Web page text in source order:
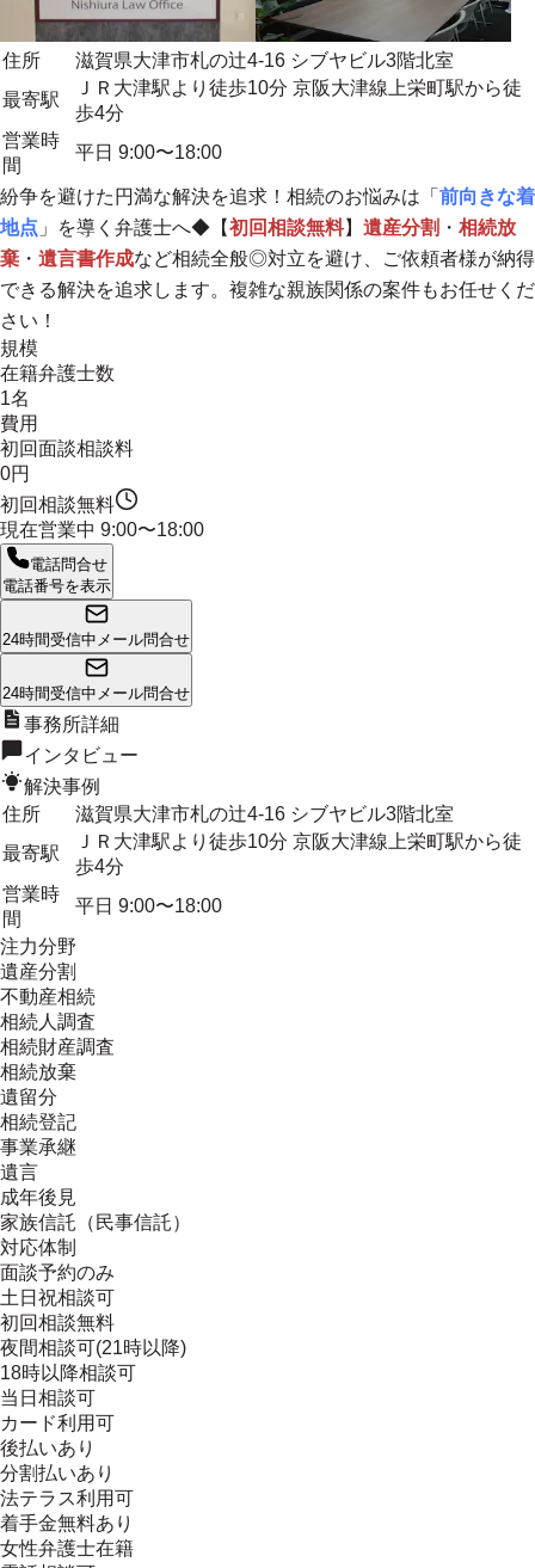
住所
滋賀県大津市札の辻4-16 シブヤビル3階北室
最寄駅
ＪＲ大津駅より徒歩10分 京阪大津線上栄町駅から徒
歩4分
営業時
間
平日 9:00〜18:00
紛争を避けた円満な解決を追求！相続のお悩みは「 前向きな着
地点 」を導く弁護士へ◆【初回相談無料】 遺産分割 ・ 相続放
棄 ・ 遺言書作成など相続全般◎対立を避け、ご依頼者様が納得
できる解決を追求します。複雑な親族関係の案件もお任せくだ
さい！
規模
在籍弁護士数
1名
費用
初回面談相談料
0円
初回相談無料
現在営業中 9:00〜18:00
電話問合せ
電話番号を表示
24時間受信中 メール問合せ
24時間受信中 メール問合せ
事務所詳細
インタビュー
解決事例
住所
滋賀県大津市札の辻4-16 シブヤビル3階北室
最寄駅
ＪＲ大津駅より徒歩10分 京阪大津線上栄町駅から徒
歩4分
営業時
間
平日 9:00〜18:00
注力分野
遺産分割
不動産相続
相続人調査
相続財産調査
相続放棄
遺留分
相続登記
事業承継
遺言
成年後見
家族信託（民事信託）
対応体制
面談予約のみ
土日祝相談可
初回相談無料
夜間相談可(21時以降)
18時以降相談可
当日相談可
カード利用可
後払いあり
分割払いあり
法テラス利用可
着手金無料あり
女性弁護士在籍